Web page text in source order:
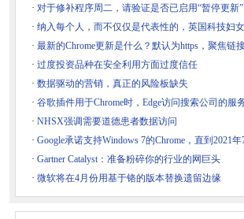
· 对于修补程序周二，请验证是否已启用“暂停更新”
· 纳入每个人，而不仅仅是代表性的，英国科技妇
· 最新的Chrome更新是什么？默认为https，聚焦链
· 过度投资品种在安全利用方面过度信任
· 数据驱动的营销，真正的风险板缺失
· 谷歌插件用于Chrome时，Edge访问搜索公司的服
· NHSX强调需要道德患者数据访问
· Google承诺支持Windows 7的Chrome，直到2021年
· Gartner Catalyst：准备粉碎你的行业的网巨头
· 微软将在4月份用基于铬的版本替换遗留边缘